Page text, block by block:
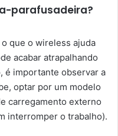
parafusadeira?
o que o wireless ajuda
acabar atrapalhando
é importante observar a
optar por um modelo
carregamento externo
interromper o trabalho).